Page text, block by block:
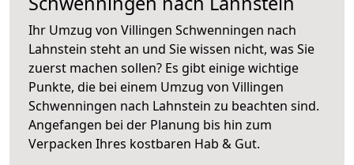
Ihr Umzug von Villingen Schwenningen nach
Lahnstein steht an und Sie wissen nicht, was Sie
zuerst machen sollen? Es gibt einige wichtige
Punkte, die bei einem Umzug von Villingen
Schwenningen nach Lahnstein zu beachten sind.
Angefangen bei der Planung bis hin zum
Verpacken Ihres kostbaren Hab & Gut.